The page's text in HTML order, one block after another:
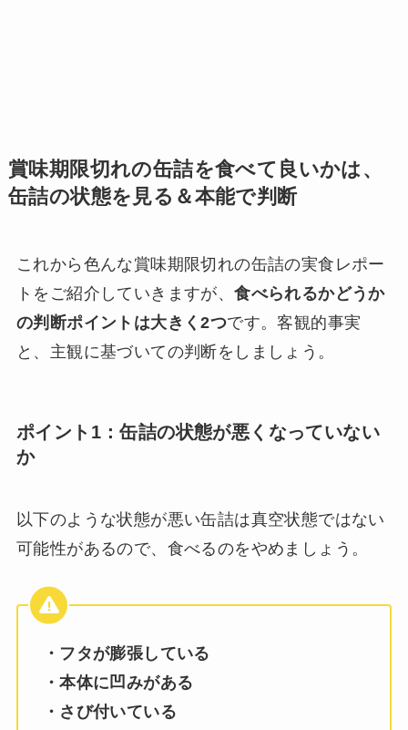
賞味期限切れの缶詰を食べて良いかは、
缶詰の状態を見る＆本能で判断
これから色んな賞味期限切れの缶詰の実食レポー
トをご紹介していきますが、食べられるかどうか
の判断ポイントは大きく2つです。客観的事実
と、主観に基づいての判断をしましょう。
ポイント1：缶詰の状態が悪くなっていない
か
以下のような状態が悪い缶詰は真空状態ではない
可能性があるので、食べるのをやめましょう。
・フタが膨張している
・本体に凹みがある
・さび付いている